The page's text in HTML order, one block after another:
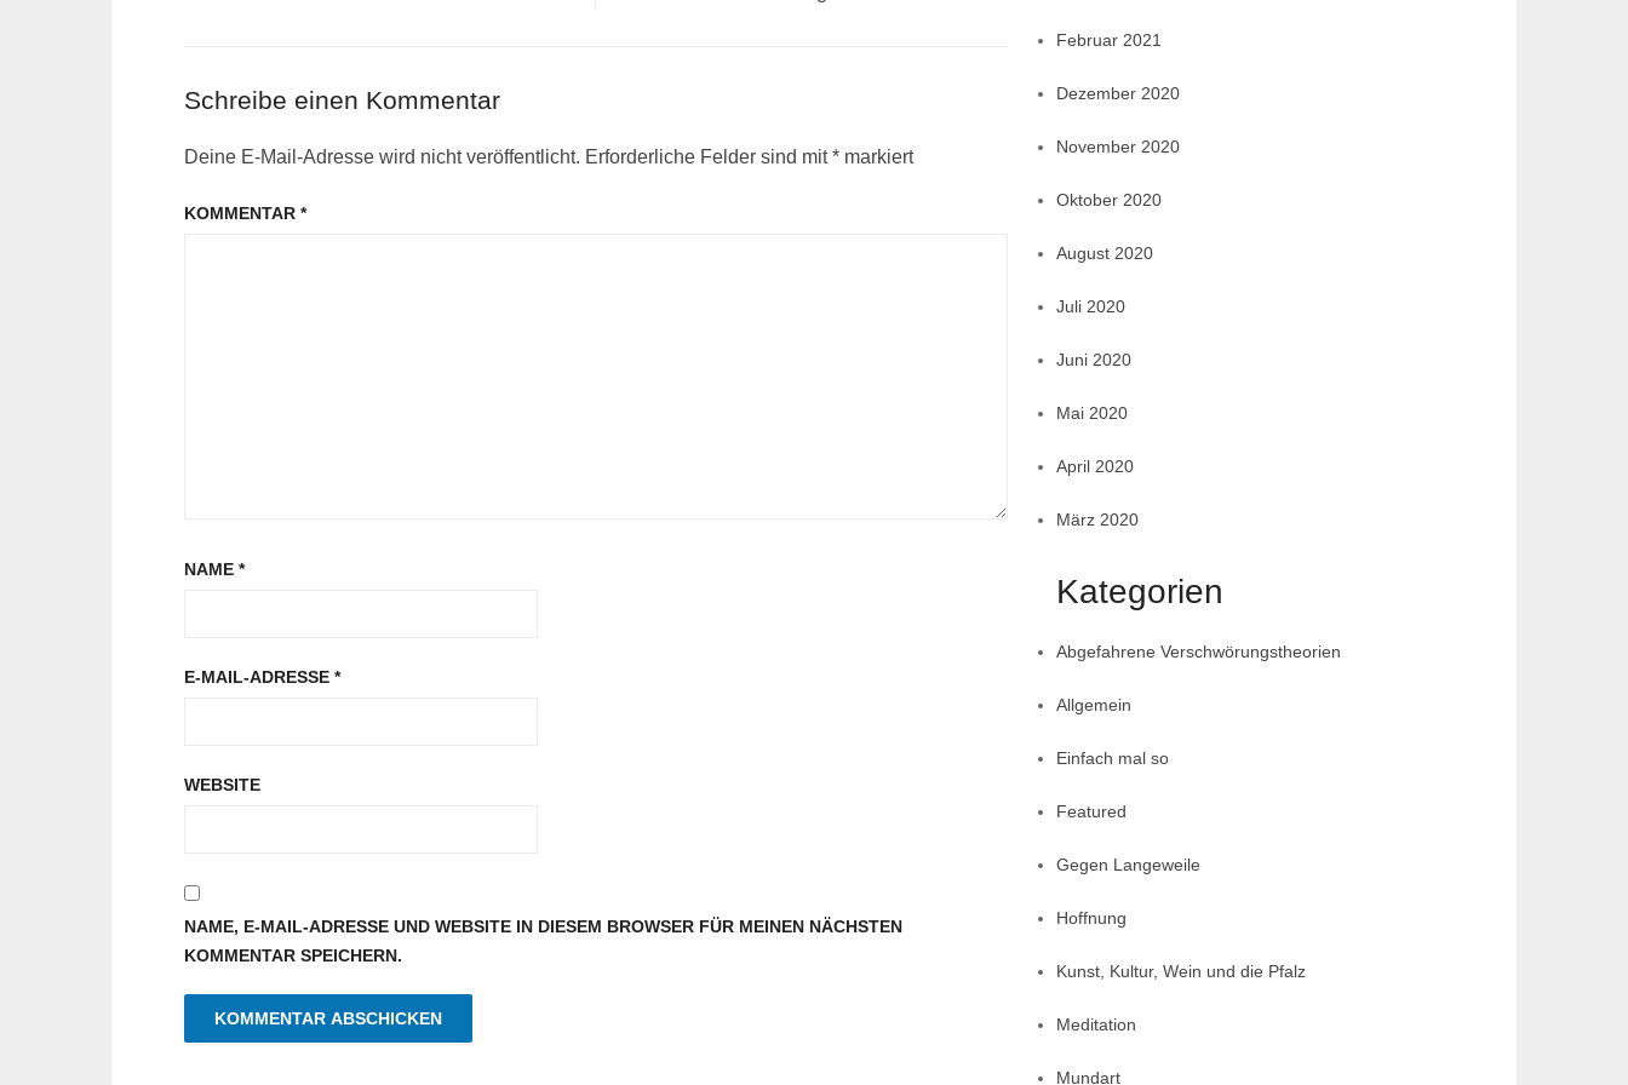
Schreibe einen Kommentar
Deine E-Mail-Adresse wird nicht veröffentlicht. Erforderliche Felder sind mit* markiert
KOMMENTAR *
NAME *
E-MAIL-ADRESSE *
WEBSITE
NAME, E-MAIL-ADRESSE UND WEBSITE IN DIESEM BROWSER FÜR MEINEN NÄCHSTEN
KOMMENTAR SPEICHERN.
Februar 2021
Dezember 2020
November 2020
Oktober 2020
August 2020
Juli 2020
Juni 2020
Mai 2020
April 2020
März 2020
Kategorien
Abgefahrene Verschwörungstheorien
Allgemein
Einfach mal so
Featured
Gegen Langeweile
Hoffnung
Kunst, Kultur, Wein und die Pfalz
Meditation
Mundart